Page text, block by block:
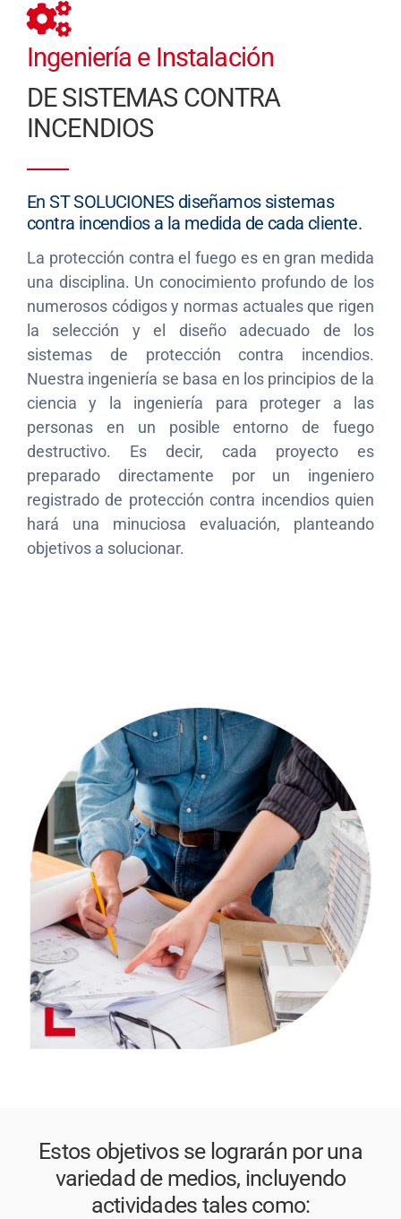
Ingeniería e Instalación
DE SISTEMAS CONTRA
INCENDIOS
En ST SOLUCIONES diseñamos sistemas
contra incendios a la medida de cada cliente.
La protección contra el fuego es en gran medida
una disciplina. Un conocimiento profundo de los
numerosos códigos y normas actuales que rigen
la selección y el diseño adecuado de los
sistemas de protección contra incendios.
Nuestra ingeniería se basa en los principios de la
ciencia y la ingeniería para proteger a las
personas en un posible entorno de fuego
destructivo. Es decir, cada proyecto es
preparado directamente por un ingeniero
registrado de protección contra incendios quien
hará una minuciosa evaluación, planteando
objetivos a solucionar.
Estos objetivos se lograrán por una
variedad de medios, incluyendo
actividades tales como: